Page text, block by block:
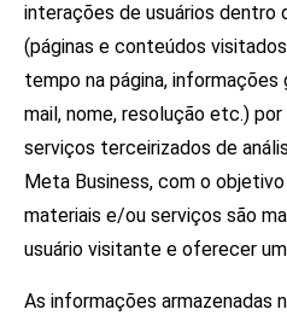
interações de usuários dentro
(páginas e conteúdos
tempo na página,
mail, nome, resolução etc.)
serviços terceirizados de
Meta Business, com o
materiais e/ou serviços são
usuário visitante e oferecer
As informações armazenadas